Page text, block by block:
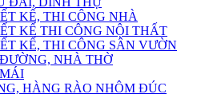
KẾ, THI CÔNG NHÀ
KẾ THI CÔNG NỘI THẤT
KẾ, THI CÔNG SÂN VƯỜN
NHÀ THỜ
HÀNG RÀO NHÔM ĐÚC